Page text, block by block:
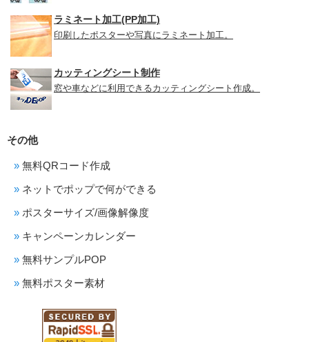
ラミネート加工(PP加工)
印刷したポスターや写真にラミネート加工。
カッティングシート制作
窓や車などに利用できるカッティングシート作成。
その他
無料QRコード作成
ネットでポップで何ができる
ポスターサイズ/画像解像度
キャンペーンカレンダー
無料サンプルPOP
無料ポスター素材